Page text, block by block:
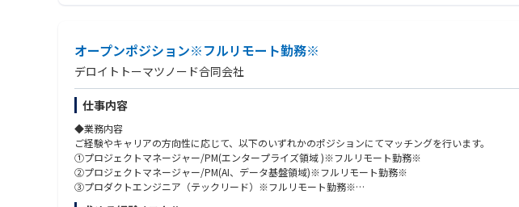
◆取り扱うソリューション
ビジネスのスピードに合わせ、モダンな開発環境を採用しています。
開発手法： アジャイル（スクラム開発）
※クライアントや案件属性によって変更あり。
Cloud:
・AWS,Azure,Google Cloud,OCI
AI/ML:
・AWS Bedrock,SageMaker,Knowledge Base for Amazon Bedrock etc
・Web3関連の知識（ブロックチェーン等）
②チーム・組織のマネジメント経験
・開発プロジェクトにおけるチームリードや、メンバーの育成・技術サポート経験
③大規模・高難度なシステムの経験
・大規模システムや、高可用性（止まらないシステム）が求められる環境での開発・運用保守の経験
オープンポジション※フルリモート勤務※
デロイトトーマツノード合同会社
仕事内容
◆業務内容
ご経験やキャリアの方向性に応じて、以下のいずれかのポジションにてマッチングを行います。
①プロジェクトマネージャー/PM(エンタープライズ領域 )※フルリモート勤務※
②プロジェクトマネージャー/PM(AI、データ基盤領域)※フルリモート勤務※
③プロダクトエンジニア（テックリード）※フルリモート勤務※
④AI・データ基盤領域プロダクトエンジニア（テックリード）※フルリモート勤務※